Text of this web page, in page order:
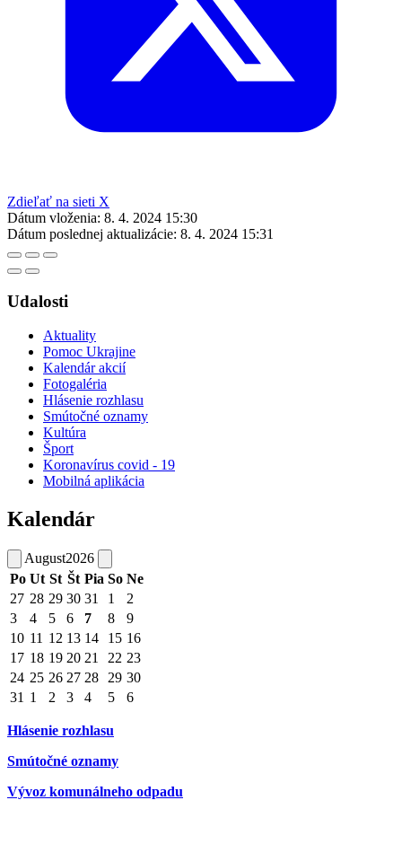
Zdieľať na sieti X
Dátum vloženia: 8. 4. 2024 15:30
Dátum poslednej aktualizácie: 8. 4. 2024 15:31
Udalosti
Aktuality
Pomoc Ukrajine
Kalendár akcií
Fotogaléria
Hlásenie rozhlasu
Smútočné oznamy
Kultúra
Šport
Koronavírus covid - 19
Mobilná aplikácia
Kalendár
August2026
Po Ut St Št Pia So Ne
27 28 29 30 31 1
2
3
4 5 6 7 8
9
10 11 12 13 14 15 16
17 18 19 20 21 22 23
24 25 26 27 28 29 30
31 1 2 3 4 5 6
Hlásenie rozhlasu
Smútočné oznamy
Vývoz komunálneho odpadu